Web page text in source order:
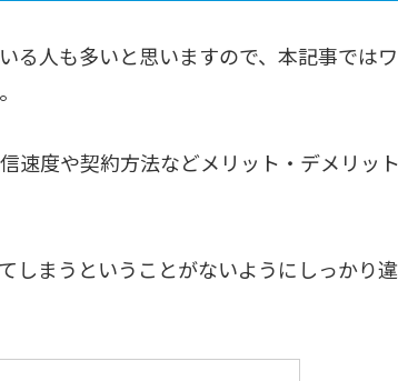
る人も多いと思いますので、本記事ではワ
速度や契約方法などメリット・デメリット
しまうということがないようにしっかり違